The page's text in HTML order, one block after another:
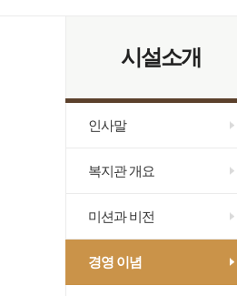
시설소개
인사말
복지관 개요
미션과 비전
경영 이념